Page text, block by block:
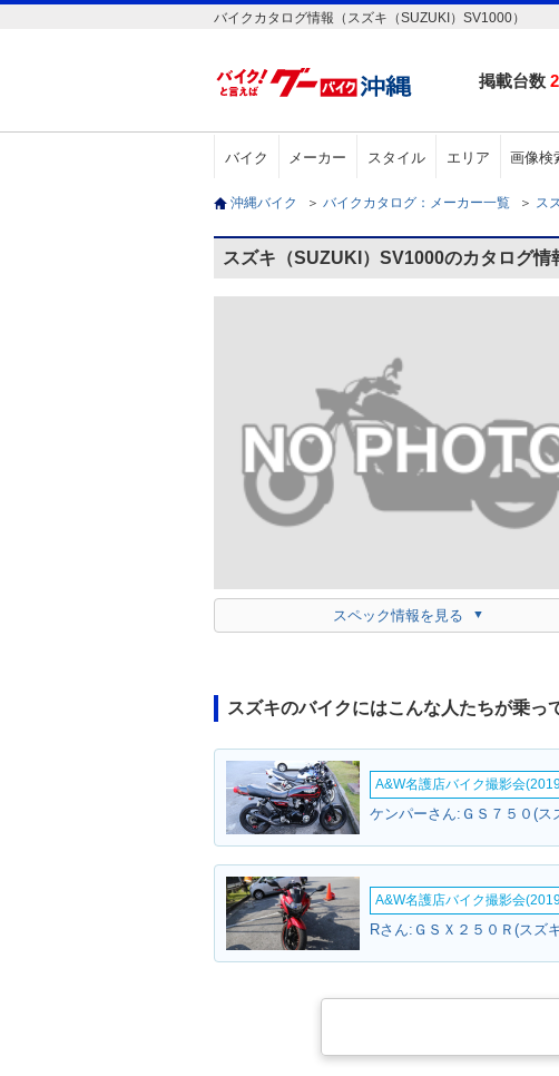
バイクカタログ情報（スズキ（SUZUKI）SV1000）
掲載台数
バイク メーカー スタイル エリア 画像検
沖縄バイク ＞ バイクカタログ：メーカー一覧 ＞ ス
スズキ（SUZUKI）SV1000のカタログ情
スペック情報を見る
スズキのバイクにはこんな人たちが乗っ
A&W名護店バイク撮影会
ケンパーさん:ＧＳ７５０(ス
A&W名護店バイク撮影会
Rさん:ＧＳＸ２５０Ｒ(スズ